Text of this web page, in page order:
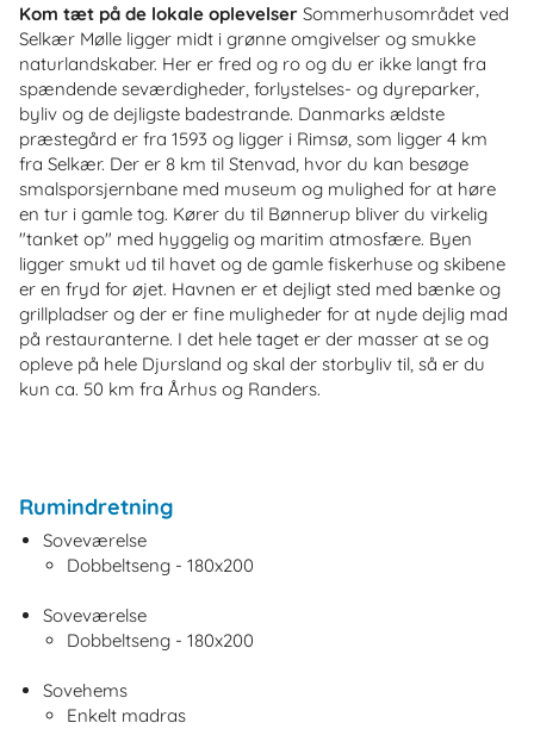
Kom tæt på de lokale oplevelser Sommerhusområdet ved
Selkær Mølle ligger midt i grønne omgivelser og smukke
naturlandskaber. Her er fred og ro og du er ikke langt fra
spændende seværdigheder, forlystelses- og dyreparker,
byliv og de dejligste badestrande. Danmarks ældste
præstegård er fra 1593 og ligger i Rimsø, som ligger 4 km
fra Selkær. Der er 8 km til Stenvad, hvor du kan besøge
smalsporsjernbane med museum og mulighed for at høre
en tur i gamle tog. Kører du til Bønnerup bliver du virkelig
"tanket op" med hyggelig og maritim atmosfære. Byen
ligger smukt ud til havet og de gamle fiskerhuse og skibene
er en fryd for øjet. Havnen er et dejligt sted med bænke og
grillpladser og der er fine muligheder for at nyde dejlig mad
på restauranterne. I det hele taget er der masser at se og
opleve på hele Djursland og skal der storbyliv til, så er du
kun ca. 50 km fra Århus og Randers.
Rumindretning
Soveværelse
Dobbeltseng - 180x200
Soveværelse
Dobbeltseng - 180x200
Sovehems
Enkelt madras